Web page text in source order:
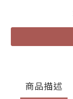
商品描述